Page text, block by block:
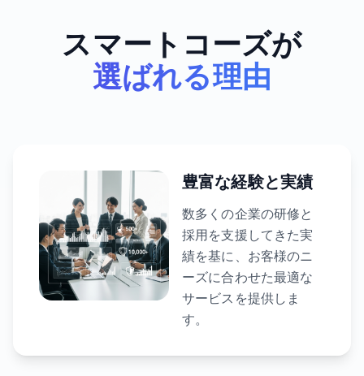
スマートコーズが
選ばれる理由
豊富な経験と実績
数多くの企業の研修と
採用を支援してきた実
績を基に、お客様のニ
ーズに合わせた最適な
サービスを提供しま
す。